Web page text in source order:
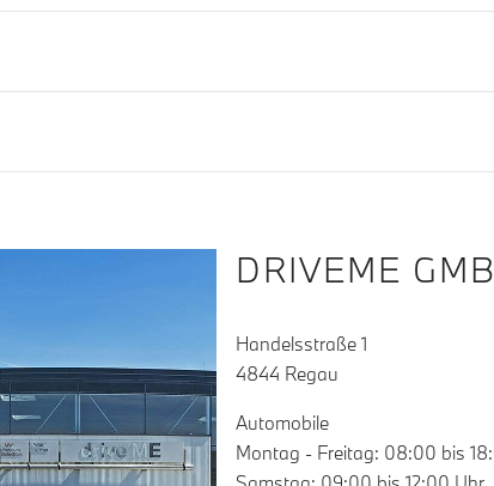
DRIVEME
Handelsstraße 1
4844 Regau
Automobile
Montag - Freitag: 08:00 bis